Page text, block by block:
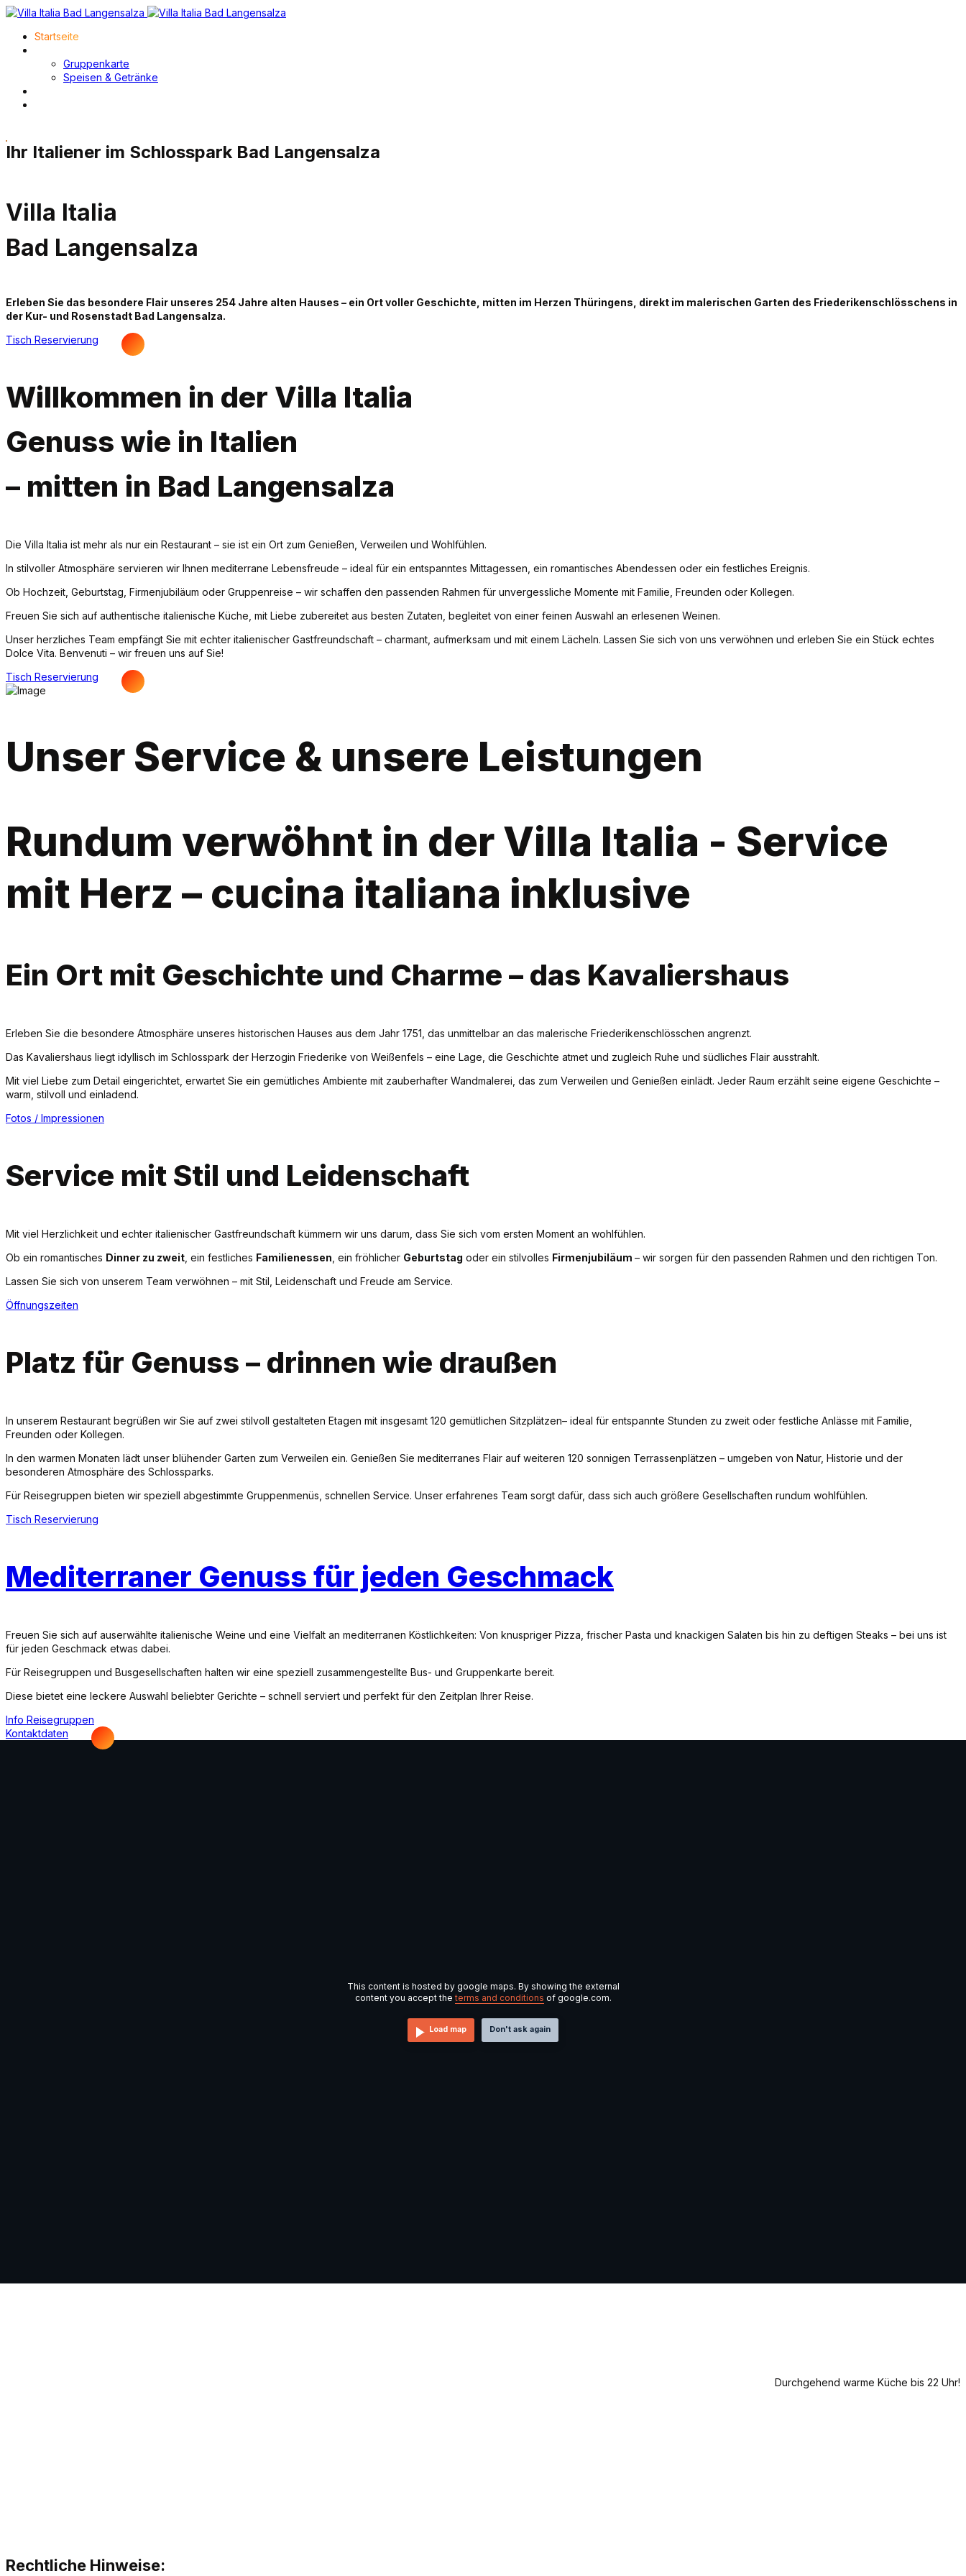
Startseite
Gruppenkarte
Speisen & Getränke
Ihr Italiener im Schlosspark Bad Langensalza
Villa Italia
Bad Langensalza
Erleben Sie das besondere Flair unseres 254 Jahre alten Hauses – ein Ort voller Geschichte, mitten im Herzen Thüringens, direkt im malerischen Garten des Friederikenschlösschens in
der Kur- und Rosenstadt Bad Langensalza.
Tisch Reservierung
Willkommen in der Villa Italia
Genuss wie in Italien
– mitten in Bad Langensalza
Die Villa Italia ist mehr als nur ein Restaurant – sie ist ein Ort zum Genießen, Verweilen und Wohlfühlen.
In stilvoller Atmosphäre servieren wir Ihnen mediterrane Lebensfreude – ideal für ein entspanntes Mittagessen, ein romantisches Abendessen oder ein festliches Ereignis.
Ob Hochzeit, Geburtstag, Firmenjubiläum oder Gruppenreise – wir schaffen den passenden Rahmen für unvergessliche Momente mit Familie, Freunden oder Kollegen.
Freuen Sie sich auf authentische italienische Küche, mit Liebe zubereitet aus besten Zutaten, begleitet von einer feinen Auswahl an erlesenen Weinen.
Unser herzliches Team empfängt Sie mit echter italienischer Gastfreundschaft – charmant, aufmerksam und mit einem Lächeln. Lassen Sie sich von uns verwöhnen und erleben Sie ein Stück echtes
Dolce Vita. Benvenuti – wir freuen uns auf Sie!
Tisch Reservierung
Unser Service & unsere Leistungen
Rundum verwöhnt in der Villa Italia - Service
mit Herz – cucina italiana inklusive
Ein Ort mit Geschichte und Charme – das Kavaliershaus
Erleben Sie die besondere Atmosphäre unseres historischen Hauses aus dem Jahr 1751, das unmittelbar an das malerische Friederikenschlösschen angrenzt.
Das Kavaliershaus liegt idyllisch im Schlosspark der Herzogin Friederike von Weißenfels – eine Lage, die Geschichte atmet und zugleich Ruhe und südliches Flair ausstrahlt.
Mit viel Liebe zum Detail eingerichtet, erwartet Sie ein gemütliches Ambiente mit zauberhafter Wandmalerei, das zum Verweilen und Genießen einlädt. Jeder Raum erzählt seine eigene Geschichte –
warm, stilvoll und einladend.
Fotos / Impressionen
Service mit Stil und Leidenschaft
Mit viel Herzlichkeit und echter italienischer Gastfreundschaft kümmern wir uns darum, dass Sie sich vom ersten Moment an wohlfühlen.
Ob ein romantisches Dinner zu zweit , ein festliches Familienessen , ein fröhlicher Geburtstag oder ein stilvolles Firmenjubiläum – wir sorgen für den passenden Rahmen und den richtigen Ton.
Lassen Sie sich von unserem Team verwöhnen – mit Stil, Leidenschaft und Freude am Service.
Öffnungszeiten
Platz für Genuss – drinnen wie draußen
In unserem Restaurant begrüßen wir Sie auf zwei stilvoll gestalteten Etagen mit insgesamt 120 gemütlichen Sitzplätzen– ideal für entspannte Stunden zu zweit oder festliche Anlässe mit Familie,
Freunden oder Kollegen.
In den warmen Monaten lädt unser blühender Garten zum Verweilen ein. Genießen Sie mediterranes Flair auf weiteren 120 sonnigen Terrassenplätzen – umgeben von Natur, Historie und der
besonderen Atmosphäre des Schlossparks.
Für Reisegruppen bieten wir speziell abgestimmte Gruppenmenüs, schnellen Service. Unser erfahrenes Team sorgt dafür, dass sich auch größere Gesellschaften rundum wohlfühlen.
Tisch Reservierung
Mediterraner Genuss für jeden Geschmack
Freuen Sie sich auf auserwählte italienische Weine und eine Vielfalt an mediterranen Köstlichkeiten: Von knuspriger Pizza, frischer Pasta und knackigen Salaten bis hin zu deftigen Steaks – bei uns ist
für jeden Geschmack etwas dabei.
Für Reisegruppen und Busgesellschaften halten wir eine speziell zusammengestellte Bus- und Gruppenkarte bereit.
Diese bietet eine leckere Auswahl beliebter Gerichte – schnell serviert und perfekt für den Zeitplan Ihrer Reise.
Info Reisegruppen
Kontaktdaten
This content is hosted by google maps. By showing the external
content you accept theterms and conditions of google.com.
Load map Don't ask again
Durchgehend warme Küche bis 22 Uhr!
Rechtliche Hinweise: